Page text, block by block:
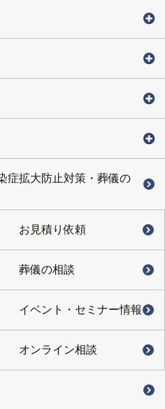
症拡大防止対策・葬儀の
お見積り依頼
葬儀の相談
イベント・ セミナー情報
オンライン相談